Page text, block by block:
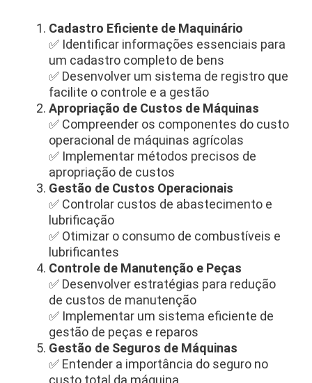
Cadastro Eficiente de Maquinário
✅ Identificar informações essenciais para
um cadastro completo de bens
✅ Desenvolver um sistema de registro que
facilite o controle e a gestão
Apropriação de Custos de Máquinas
✅ Compreender os componentes do custo
operacional de máquinas agrícolas
✅ Implementar métodos precisos de
apropriação de custos
Gestão de Custos Operacionais
✅ Controlar custos de abastecimento e
lubrificação
✅ Otimizar o consumo de combustíveis e
lubrificantes
Controle de Manutenção e Peças
✅ Desenvolver estratégias para redução
de custos de manutenção
✅ Implementar um sistema eficiente de
gestão de peças e reparos
Gestão de Seguros de Máquinas
✅ Entender a importância do seguro no
custo total da máquina